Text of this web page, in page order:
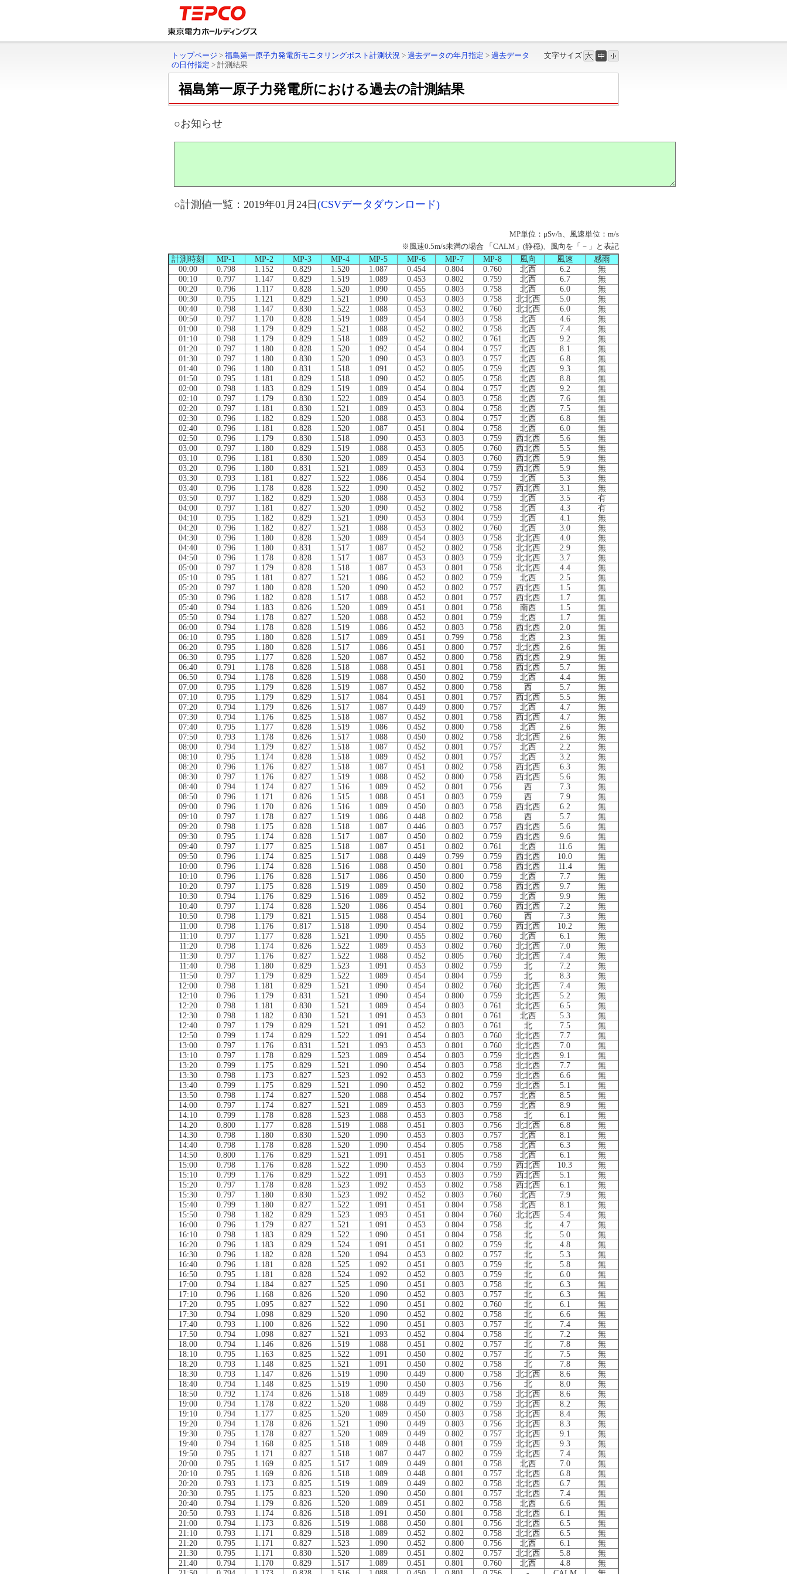
文字サイズ
トップページ > 福島第一原子力発電所モニタリングポスト計測状況 > 過去データの年月指定 > 過去データ
の日付指定 > 計測結果
福島第一原子力発電所における過去の計測結果
○お知らせ
○計測値一覧：2019年01月24日 (CSVデータダウンロード)
MP単位：μSv/h、風速単位：m/s
※風速0.5m/s未満の場合 「CALM」(静穏)、風向を「－」と表記
計測時刻
MP-1 MP-2 MP-3 MP-4 MP-5 MP-6 MP-7 MP-8 風向 風速
感雨
00:00
0.798 1.152 0.829 1.520 1.087 0.454 0.804 0.760 北西 6.2
無
00:10
0.797 1.147 0.829 1.519 1.089 0.453 0.802 0.759 北西 6.7
無
00:20
0.796 1.117 0.828 1.520 1.090 0.455 0.803 0.758 北西 6.0
無
00:30
0.795 1.121 0.829 1.521 1.090 0.453 0.803 0.758 北北西 5.0
無
00:40
0.798 1.147 0.830 1.522 1.088 0.453 0.802 0.760 北北西 6.0
無
00:50
0.797 1.170 0.828 1.519 1.089 0.454 0.803 0.758 北西 4.6
無
01:00
0.798 1.179 0.829 1.521 1.088 0.452 0.802 0.758 北西 7.4
無
01:10
0.798 1.179 0.829 1.518 1.089 0.452 0.802 0.761 北西 9.2
無
01:20
0.797 1.180 0.828 1.520 1.092 0.454 0.804 0.757 北西 8.1
無
01:30
0.797 1.180 0.830 1.520 1.090 0.453 0.803 0.757 北西 6.8
無
01:40
0.796 1.180 0.831 1.518 1.091 0.452 0.805 0.759 北西 9.3
無
01:50
0.795 1.181 0.829 1.518 1.090 0.452 0.805 0.758 北西 8.8
無
02:00
0.798 1.183 0.829 1.519 1.089 0.454 0.804 0.757 北西 9.2
無
02:10
0.797 1.179 0.830 1.522 1.089 0.454 0.803 0.758 北西 7.6
無
02:20
0.797 1.181 0.830 1.521 1.089 0.453 0.804 0.758 北西 7.5
無
02:30
0.796 1.182 0.829 1.520 1.088 0.453 0.804 0.757 北西 6.8
無
02:40
0.796 1.181 0.828 1.520 1.087 0.451 0.804 0.758 北西 6.0
無
02:50
0.796 1.179 0.830 1.518 1.090 0.453 0.803 0.759 西北西 5.6
無
03:00
0.797 1.180 0.829 1.519 1.088 0.453 0.805 0.760 西北西 5.5
無
03:10
0.796 1.181 0.830 1.520 1.089 0.454 0.803 0.760 西北西 5.9
無
03:20
0.796 1.180 0.831 1.521 1.089 0.453 0.804 0.759 西北西 5.9
無
03:30
0.793 1.181 0.827 1.522 1.086 0.454 0.804 0.759 北西 5.3
無
03:40
0.796 1.178 0.828 1.522 1.090 0.452 0.802 0.757 西北西 3.1
無
03:50
0.797 1.182 0.829 1.520 1.088 0.453 0.804 0.759 北西 3.5
有
04:00
0.797 1.181 0.827 1.520 1.090 0.452 0.802 0.758 北西 4.3
有
04:10
0.795 1.182 0.829 1.521 1.090 0.453 0.804 0.759 北西 4.1
無
04:20
0.796 1.182 0.827 1.521 1.088 0.453 0.802 0.760 北西 3.0
無
04:30
0.796 1.180 0.828 1.520 1.089 0.454 0.803 0.758 北北西 4.0
無
04:40
0.796 1.180 0.831 1.517 1.087 0.452 0.802 0.758 北北西 2.9
無
04:50
0.796 1.178 0.828 1.517 1.087 0.453 0.803 0.759 北北西 3.7
無
05:00
0.797 1.179 0.828 1.518 1.087 0.453 0.801 0.758 北北西 4.4
無
05:10
0.795 1.181 0.827 1.521 1.086 0.452 0.802 0.759 北西 2.5
無
05:20
0.797 1.180 0.828 1.520 1.090 0.452 0.802 0.757 西北西 1.5
無
05:30
0.796 1.182 0.828 1.517 1.088 0.452 0.801 0.757 西北西 1.7
無
05:40
0.794 1.183 0.826 1.520 1.089 0.451 0.801 0.758 南西 1.5
無
05:50
0.794 1.178 0.827 1.520 1.088 0.452 0.801 0.759 北西 1.7
無
06:00
0.794 1.178 0.828 1.519 1.086 0.452 0.803 0.758 西北西 2.0
無
06:10
0.795 1.180 0.828 1.517 1.089 0.451 0.799 0.758 北西 2.3
無
06:20
0.795 1.180 0.828 1.517 1.086 0.451 0.800 0.757 北北西 2.6
無
06:30
0.795 1.177 0.828 1.520 1.087 0.452 0.800 0.758 西北西 2.9
無
06:40
0.791 1.178 0.828 1.518 1.088 0.451 0.801 0.758 西北西 5.7
無
06:50
0.794 1.178 0.828 1.519 1.088 0.450 0.802 0.759 北西 4.4
無
07:00
0.795 1.179 0.828 1.519 1.087 0.452 0.800 0.758 西 5.7
無
07:10
0.795 1.179 0.829 1.517 1.084 0.451 0.801 0.757 西北西 5.5
無
07:20
0.794 1.179 0.826 1.517 1.087 0.449 0.800 0.757 北西 4.7
無
07:30
0.794 1.176 0.825 1.518 1.087 0.452 0.801 0.758 西北西 4.7
無
07:40
0.795 1.177 0.828 1.519 1.086 0.452 0.800 0.758 北西 2.6
無
07:50
0.793 1.178 0.826 1.517 1.088 0.450 0.802 0.758 北北西 2.6
無
08:00
0.794 1.179 0.827 1.518 1.087 0.452 0.801 0.757 北西 2.2
無
08:10
0.795 1.174 0.828 1.518 1.089 0.452 0.801 0.757 北西 3.2
無
08:20
0.796 1.176 0.827 1.518 1.087 0.451 0.802 0.758 西北西 6.3
無
08:30
0.797 1.176 0.827 1.519 1.088 0.452 0.800 0.758 西北西 5.6
無
08:40
0.794 1.174 0.827 1.516 1.089 0.452 0.801 0.756 西 7.3
無
08:50
0.796 1.171 0.826 1.515 1.088 0.451 0.803 0.759 西 7.9
無
09:00
0.796 1.170 0.826 1.516 1.089 0.450 0.803 0.758 西北西 6.2
無
09:10
0.797 1.178 0.827 1.519 1.086 0.448 0.802 0.758 西 5.7
無
09:20
0.798 1.175 0.828 1.518 1.087 0.446 0.803 0.757 西北西 5.6
無
09:30
0.795 1.174 0.828 1.517 1.087 0.450 0.802 0.759 西北西 9.6
無
09:40
0.797 1.177 0.825 1.518 1.087 0.451 0.802 0.761 北西 11.6
無
09:50
0.796 1.174 0.825 1.517 1.088 0.449 0.799 0.759 西北西 10.0
無
10:00
0.796 1.174 0.828 1.516 1.088 0.450 0.801 0.758 西北西 11.4
無
10:10
0.796 1.176 0.828 1.517 1.086 0.450 0.800 0.759 北西 7.7
無
10:20
0.797 1.175 0.828 1.519 1.089 0.450 0.802 0.758 西北西 9.7
無
10:30
0.794 1.176 0.829 1.516 1.089 0.452 0.802 0.759 北西 9.9
無
10:40
0.797 1.174 0.828 1.520 1.086 0.454 0.801 0.760 西北西 7.2
無
10:50
0.798 1.179 0.821 1.515 1.088 0.454 0.801 0.760 西 7.3
無
11:00
0.798 1.176 0.817 1.518 1.090 0.454 0.802 0.759 西北西 10.2
無
11:10
0.797 1.177 0.828 1.521 1.090 0.455 0.802 0.760 北西 6.1
無
11:20
0.798 1.174 0.826 1.522 1.089 0.453 0.802 0.760 北北西 7.0
無
11:30
0.797 1.176 0.827 1.522 1.088 0.452 0.805 0.760 北北西 7.4
無
11:40
0.798 1.180 0.829 1.523 1.091 0.453 0.802 0.759 北 7.2
無
11:50
0.797 1.179 0.829 1.522 1.089 0.454 0.804 0.759 北 8.3
無
12:00
0.798 1.181 0.829 1.521 1.090 0.454 0.802 0.760 北北西 7.4
無
12:10
0.796 1.179 0.831 1.521 1.090 0.454 0.800 0.759 北北西 5.2
無
12:20
0.798 1.181 0.830 1.521 1.089 0.454 0.803 0.761 北北西 6.5
無
12:30
0.798 1.182 0.830 1.521 1.091 0.453 0.801 0.761 北西 5.3
無
12:40
0.797 1.179 0.829 1.521 1.091 0.452 0.803 0.761 北 7.5
無
12:50
0.799 1.174 0.829 1.522 1.091 0.454 0.803 0.760 北北西 7.7
無
13:00
0.797 1.176 0.831 1.521 1.093 0.453 0.801 0.760 北北西 7.0
無
13:10
0.797 1.178 0.829 1.523 1.089 0.454 0.803 0.759 北北西 9.1
無
13:20
0.799 1.175 0.829 1.521 1.090 0.454 0.803 0.758 北北西 7.7
無
13:30
0.798 1.173 0.827 1.523 1.092 0.453 0.802 0.759 北北西 6.6
無
13:40
0.799 1.175 0.829 1.521 1.090 0.452 0.802 0.759 北北西 5.1
無
13:50
0.798 1.174 0.827 1.520 1.088 0.454 0.802 0.757 北西 8.5
無
14:00
0.797 1.174 0.827 1.521 1.089 0.453 0.803 0.759 北西 8.9
無
14:10
0.799 1.178 0.828 1.523 1.088 0.453 0.803 0.758 北 6.1
無
14:20
0.800 1.177 0.828 1.519 1.088 0.451 0.803 0.756 北北西 6.8
無
14:30
0.798 1.180 0.830 1.520 1.090 0.453 0.803 0.757 北西 8.1
無
14:40
0.798 1.178 0.828 1.520 1.090 0.454 0.805 0.758 北西 6.3
無
14:50
0.800 1.176 0.829 1.521 1.091 0.451 0.805 0.758 北西 6.1
無
15:00
0.798 1.176 0.828 1.522 1.090 0.453 0.804 0.759 西北西 10.3
無
15:10
0.799 1.176 0.829 1.522 1.091 0.453 0.803 0.759 西北西 5.1
無
15:20
0.797 1.178 0.828 1.523 1.092 0.453 0.802 0.758 西北西 6.1
無
15:30
0.797 1.180 0.830 1.523 1.092 0.452 0.803 0.760 北西 7.9
無
15:40
0.799 1.180 0.827 1.522 1.091 0.451 0.804 0.758 北西 8.1
無
15:50
0.798 1.182 0.829 1.523 1.093 0.451 0.804 0.760 北北西 5.4
無
16:00
0.796 1.179 0.827 1.521 1.091 0.453 0.804 0.758 北 4.7
無
16:10
0.798 1.183 0.829 1.522 1.090 0.451 0.804 0.758 北 5.0
無
16:20
0.796 1.183 0.829 1.524 1.091 0.451 0.802 0.759 北 4.8
無
16:30
0.796 1.182 0.828 1.520 1.094 0.453 0.802 0.757 北 5.3
無
16:40
0.796 1.181 0.828 1.525 1.092 0.451 0.803 0.759 北 5.8
無
16:50
0.795 1.181 0.828 1.524 1.092 0.452 0.803 0.759 北 6.0
無
17:00
0.794 1.184 0.827 1.525 1.090 0.451 0.803 0.758 北 6.3
無
17:10
0.796 1.168 0.826 1.520 1.090 0.452 0.803 0.757 北 6.3
無
17:20
0.795 1.095 0.827 1.522 1.090 0.451 0.802 0.760 北 6.1
無
17:30
0.794 1.098 0.829 1.520 1.090 0.452 0.802 0.758 北 6.6
無
17:40
0.793 1.100 0.826 1.522 1.090 0.451 0.803 0.757 北 7.4
無
17:50
0.794 1.098 0.827 1.521 1.093 0.452 0.804 0.758 北 7.2
無
18:00
0.794 1.146 0.826 1.519 1.088 0.451 0.802 0.757 北 7.8
無
18:10
0.795 1.163 0.825 1.522 1.091 0.450 0.802 0.757 北 7.5
無
18:20
0.793 1.148 0.825 1.521 1.091 0.450 0.802 0.758 北 7.8
無
18:30
0.793 1.147 0.826 1.519 1.090 0.449 0.800 0.758 北北西 8.6
無
18:40
0.794 1.148 0.825 1.519 1.090 0.450 0.803 0.756 北 8.0
無
18:50
0.792 1.174 0.826 1.518 1.089 0.449 0.803 0.758 北北西 8.6
無
19:00
0.794 1.178 0.822 1.520 1.088 0.449 0.802 0.759 北北西 8.2
無
19:10
0.794 1.177 0.825 1.520 1.089 0.450 0.803 0.758 北北西 8.4
無
19:20
0.794 1.178 0.826 1.521 1.090 0.449 0.803 0.756 北北西 8.3
無
19:30
0.795 1.178 0.827 1.520 1.089 0.449 0.802 0.757 北北西 9.1
無
19:40
0.794 1.168 0.825 1.518 1.089 0.448 0.801 0.759 北北西 9.3
無
19:50
0.795 1.171 0.827 1.518 1.087 0.447 0.802 0.759 北北西 7.4
無
20:00
0.795 1.169 0.825 1.517 1.089 0.449 0.801 0.758 北西 7.0
無
20:10
0.795 1.169 0.826 1.518 1.089 0.448 0.801 0.757 北北西 6.8
無
20:20
0.793 1.173 0.825 1.519 1.089 0.449 0.802 0.758 北北西 6.7
無
20:30
0.795 1.175 0.823 1.520 1.090 0.450 0.801 0.757 北北西 7.4
無
20:40
0.794 1.179 0.826 1.520 1.089 0.451 0.802 0.758 北西 6.6
無
20:50
0.793 1.174 0.826 1.518 1.091 0.450 0.801 0.758 北北西 6.1
無
21:00
0.794 1.173 0.826 1.519 1.088 0.450 0.801 0.756 北北西 6.5
無
21:10
0.793 1.171 0.829 1.518 1.089 0.452 0.802 0.758 北北西 6.5
無
21:20
0.795 1.171 0.827 1.523 1.090 0.452 0.800 0.756 北西 6.1
無
21:30
0.795 1.171 0.830 1.520 1.089 0.451 0.802 0.757 北北西 5.8
無
21:40
0.794 1.170 0.829 1.517 1.089 0.451 0.801 0.760 北西 4.8
無